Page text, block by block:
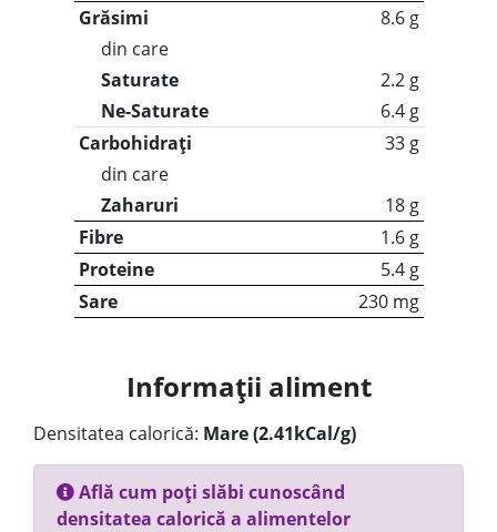
Grăsimi
8.6 g
din care
Saturate
2.2 g
Ne-Saturate
6.4 g
Carbohidrați
33 g
din care
Zaharuri
18 g
Fibre
1.6 g
Proteine
5.4 g
Sare
230 mg
Informații aliment
Densitatea calorică: Mare (2.41kCal/g)
Află cum poți slăbi cunoscând
densitatea calorică a alimentelor